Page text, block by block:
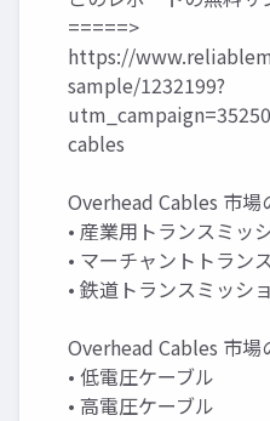
=====>
https://
sample/1232199?
cables
Overhead Cables 市場
• 産業用トランスミッ
• マーチャントトラン
• 鉄道トランスミッシ
Overhead Cables 市場
• 低電圧ケーブル
• 高電圧ケーブル